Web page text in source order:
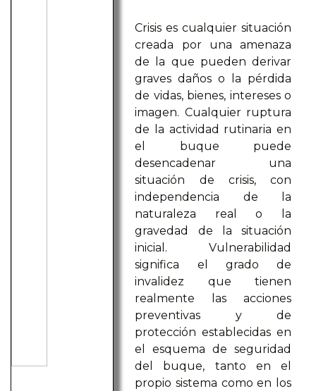
Crisis es cualquier situación
creada por una amenaza
de la que pueden derivar
graves daños o la pérdida
de vidas, bienes, intereses o
imagen. Cualquier ruptura
de la actividad rutinaria en
el buque puede
desencadenar una
situación de crisis, con
independencia de la
naturaleza real o la
gravedad de la situación
inicial. Vulnerabilidad
significa el grado de
invalidez que tienen
realmente las acciones
preventivas y de
protección establecidas en
el esquema de seguridad
del buque, tanto en el
propio sistema como en los